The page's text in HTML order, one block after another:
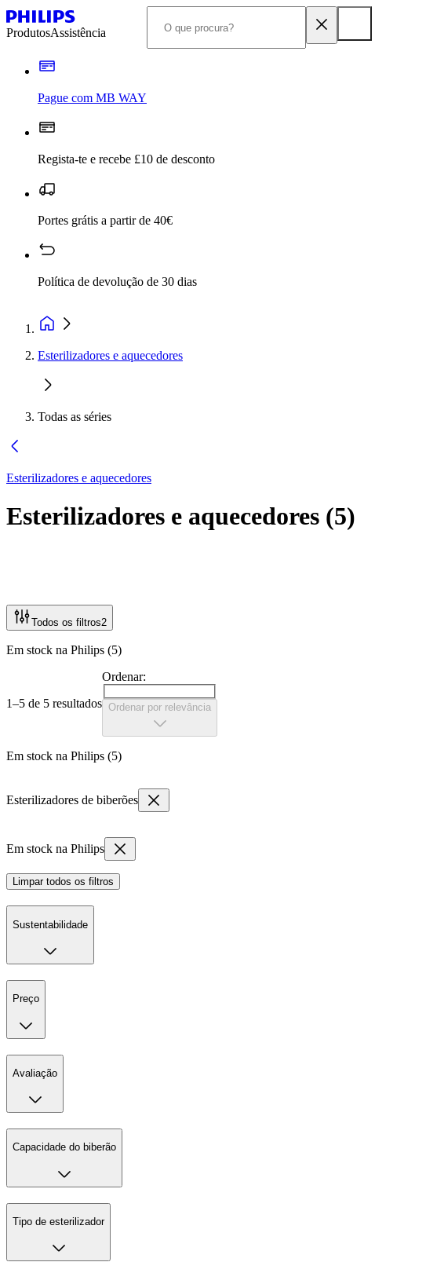
ProdutosAssistência
Pague com MB WAY
Regista-te e recebe £10 de desconto
Portes grátis a partir de 40€
Política de devolução de 30 dias
Esterilizadores e aquecedores
Todas as séries
Esterilizadores e aquecedores
Esterilizadores e aquecedores (5)
Todos os filtros2
Em stock na Philips (5)
1–5 de 5 resultados
Ordenar:
Ordenar por relevância
Em stock na Philips (5)
Esterilizadores de biberões
Em stock na Philips
Limpar todos os filtros
Sustentabilidade
Preço
Avaliação
Capacidade do biberão
Tipo de esterilizador